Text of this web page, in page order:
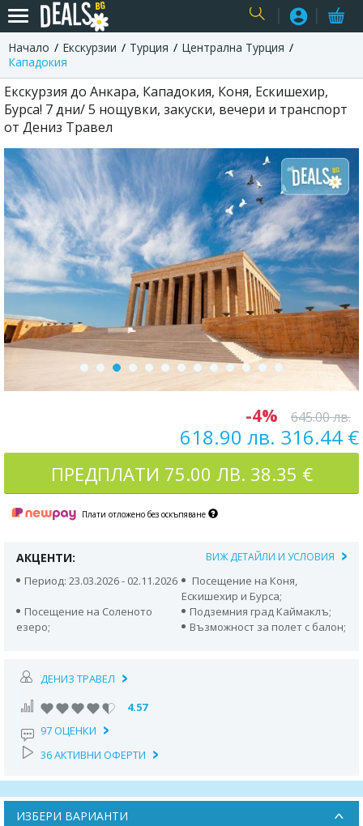
Начало Екскурзии Турция
Централна Турция
Кападокия
Екскурзия до Анкара, Кападокия, Коня, Ескишехир,
Бурса! 7 дни/ 5 нощувки, закуски, вечери и транспорт
от Дениз Травел
-4% 645.00 лв.
618.90 лв. 316.44 €
ПРЕДПЛАТИ 75.00 ЛВ. 38.35 €
Плати отложено без оскъпяване
АКЦЕНТИ: ВИЖ ДЕТАЙЛИ И УСЛОВИЯ
Период: 23.03.2026 - 02.11.2026
Посещение на Коня,
Ескишехир и Бурса;
Посещение на Соленото
езеро;
Подземния град Каймаклъ;
Възможност за полет с балон;
ДЕНИЗ ТРАВЕЛ
4.57
97 ОЦЕНКИ
36 АКТИВНИ ОФЕРТИ
ИЗБЕРИ ВАРИАНТИ